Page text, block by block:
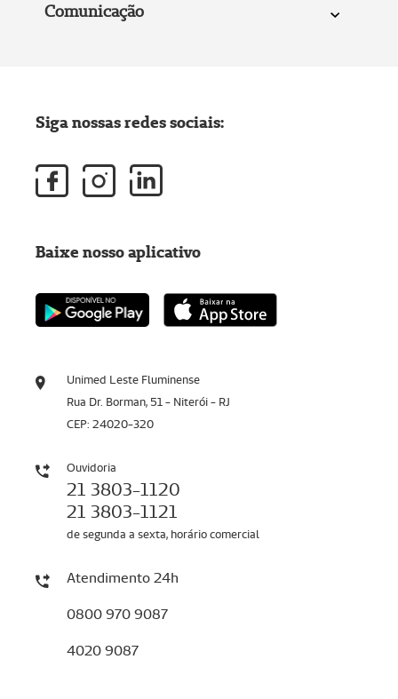
Comunicação
Unimed Leste Fluminense
Rua Dr. Borman, 51 - Niterói - RJ
CEP: 24020-320
Ouvidoria
21 3803-1120
21 3803-1121
de segunda a sexta, horário comercial
Atendimento 24h
0800 970 9087
4020 9087
Siga nossas redes sociais:
Baixe nosso aplicativo